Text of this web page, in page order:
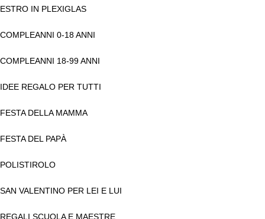
ESTRO IN PLEXIGLAS
COMPLEANNI 0-18 ANNI
COMPLEANNI 18-99 ANNI
IDEE REGALO PER TUTTI
FESTA DELLA MAMMA
FESTA DEL PAPÀ
POLISTIROLO
SAN VALENTINO PER LEI E LUI
REGALI SCUOLA E MAESTRE